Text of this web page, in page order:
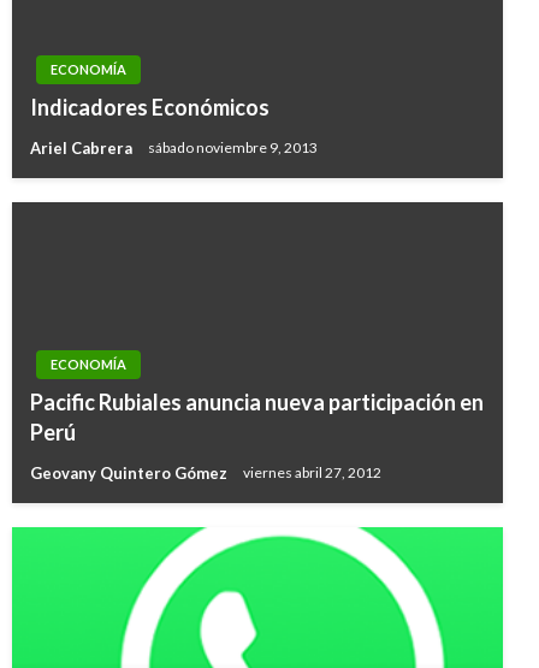
ECONOMÍA
Indicadores Económicos
Ariel Cabrera sábado noviembre 9, 2013
ECONOMÍA
Pacific Rubiales anuncia nueva participación en
Perú
Geovany Quintero Gómez viernes abril 27, 2012